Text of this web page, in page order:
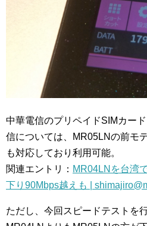
中華電信のプリペイドSIMカー
信については、MR05LNの前モ
も対応しており利用可能。
関連エントリ： MR04LNを台湾
下り90Mbps越えも |
ただし、今回スピードテストを